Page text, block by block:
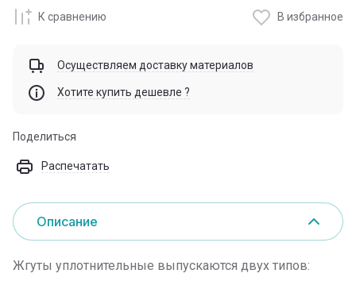
К сравнению В избранное
Осуществляем доставку материалов
Хотите купить дешевле ?
Поделиться
Распечатать
Описание
Жгуты уплотнительные выпускаются двух типов: